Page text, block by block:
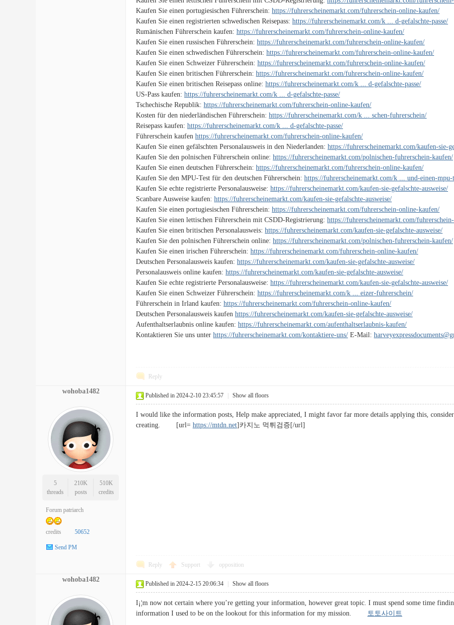
Kaufen Sie einen portugiesischen Führerschein: https://fuhrerscheinemarkt.com/fuhrerschein-online-kaufen/
Kaufen Sie einen registrierten schwedischen Reisepass: https://fuhrerscheinemarkt.com/k ... d-gefalschte-passe/
Rumänischen Führerschein kaufen: https://fuhrerscheinemarkt.com/fuhrerschein-online-kaufen/
Kaufen Sie einen russischen Führerschein: https://fuhrerscheinemarkt.com/fuhrerschein-online-kaufen/
Kaufen Sie einen schwedischen Führerschein: https://fuhrerscheinemarkt.com/fuhrerschein-online-kaufen/
Kaufen Sie einen Schweizer Führerschein: https://fuhrerscheinemarkt.com/fuhrerschein-online-kaufen/
Kaufen Sie einen britischen Führerschein: https://fuhrerscheinemarkt.com/fuhrerschein-online-kaufen/
Kaufen Sie einen britischen Reisepass online: https://fuhrerscheinemarkt.com/k ... d-gefalschte-passe/
US-Pass kaufen: https://fuhrerscheinemarkt.com/k ... d-gefalschte-passe/
Tschechische Republik: https://fuhrerscheinemarkt.com/fuhrerschein-online-kaufen/
Kosten für den niederländischen Führerschein: https://fuhrerscheinemarkt.com/k ... schen-fuhrerschein/
Reisepass kaufen: https://fuhrerscheinemarkt.com/k ... d-gefalschte-passe/
Führerschein kaufen https://fuhrerscheinemarkt.com/fuhrerschein-online-kaufen/
Kaufen Sie einen gefälschten Personalausweis in den Niederlanden: https://fuhrerscheinemarkt.com/kaufen-sie-
Kaufen Sie den polnischen Führerschein online: https://fuhrerscheinemarkt.com/polnischen-fuhrerschein-kaufen/
Kaufen Sie einen deutschen Führerschein: https://fuhrerscheinemarkt.com/fuhrerschein-online-kaufen/
Kaufen Sie den MPU-Test für den deutschen Führerschein: https://fuhrerscheinemarkt.com/k ... und-einen-mpu-
Kaufen Sie echte registrierte Personalausweise: https://fuhrerscheinemarkt.com/kaufen-sie-gefalschte-ausweise/
Scanbare Ausweise kaufen: https://fuhrerscheinemarkt.com/kaufen-sie-gefalschte-ausweise/
Kaufen Sie einen portugiesischen Führerschein: https://fuhrerscheinemarkt.com/fuhrerschein-online-kaufen/
Kaufen Sie einen lettischen Führerschein mit CSDD-Registrierung: https://fuhrerscheinemarkt.com/
Kaufen Sie einen britischen Personalausweis: https://fuhrerscheinemarkt.com/kaufen-sie-gefalschte-ausweise/
Kaufen Sie den polnischen Führerschein online: https://fuhrerscheinemarkt.com/polnischen-fuhrerschein-kaufen/
Kaufen Sie einen irischen Führerschein: https://fuhrerscheinemarkt.com/fuhrerschein-online-kaufen/
Deutschen Personalausweis kaufen: https://fuhrerscheinemarkt.com/kaufen-sie-gefalschte-ausweise/
Personalausweis online kaufen: https://fuhrerscheinemarkt.com/kaufen-sie-gefalschte-ausweise/
Kaufen Sie echte registrierte Personalausweise: https://fuhrerscheinemarkt.com/kaufen-sie-gefalschte-ausweise/
Kaufen Sie einen Schweizer Führerschein: https://fuhrerscheinemarkt.com/k ... eizer-fuhrerschein/
Führerschein in Irland kaufen: https://fuhrerscheinemarkt.com/fuhrerschein-online-kaufen/
Deutschen Personalausweis kaufen https://fuhrerscheinemarkt.com/kaufen-sie-gefalschte-ausweise/
Aufenthaltserlaubnis online kaufen: https://fuhrerscheinemarkt.com/aufenthaltserlaubnis-kaufen/
Kontaktieren Sie uns unter https://fuhrerscheinemarkt.com/kontaktiere-uns/ E-Mail:
Reply
wohoba1482
5
threads
210K
posts
510K
credits
Forum patriarch
credits 50652
Send PM
Published in 2024-2-10 23:45:57 Show all floors
I would like the information posts, Help make appreciated, I might favor far more details applying this,
creating. [url= https://mtdn.net]카지노 먹튀검증[/url]
Reply Support opposition
wohoba1482
Published in 2024-2-15 20:06:34 Show all floors
I¡¦m now not certain where you’re getting your information, however great topic. I must spend some time
information I used to be on the lookout for this information for my mission. 토토사이트